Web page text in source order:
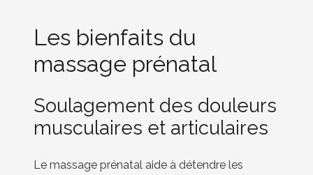
Les bienfaits du
massage prénatal
Soulagement des douleurs
musculaires et articulaires
Le massage prénatal aide à détendre les